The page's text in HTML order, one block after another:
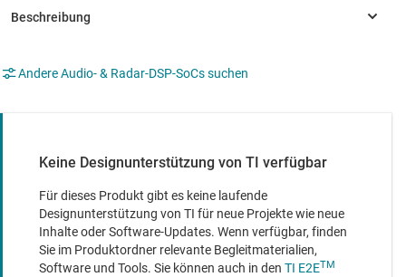
Andere Audio- & Radar-DSP-SoCs suchen
Keine Designunterstützung von TI verfügbar
Für dieses Produkt gibt es keine laufende
Designunterstützung von TI für neue Projekte wie neue
Inhalte oder Software-Updates. Wenn verfügbar, finden
Sie im Produktordner relevante Begleitmaterialien,
Software und Tools. Sie können auch in den TI E2ETM